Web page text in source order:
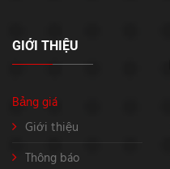
GIỚI THIỆU
Bảng giá
Giới thiệu
Thông báo